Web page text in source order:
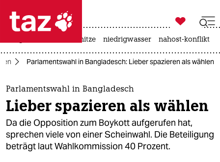
 taz zahl ich
taz zahl ich
themen
politik
öko
gesellschaft

taz zahl ich
hitze niedrigwasser nahost-konflikt
Parlamentswahl in Bangladesch: Lieber spazieren als wählen
Parlamentswahl in Bangladesch
Lieber spazieren als wählen
Da die Opposition zum Boykott aufgerufen hat,
sprechen viele von einer Scheinwahl. Die Beteiligung
beträgt laut Wahlkommission 40 Prozent.